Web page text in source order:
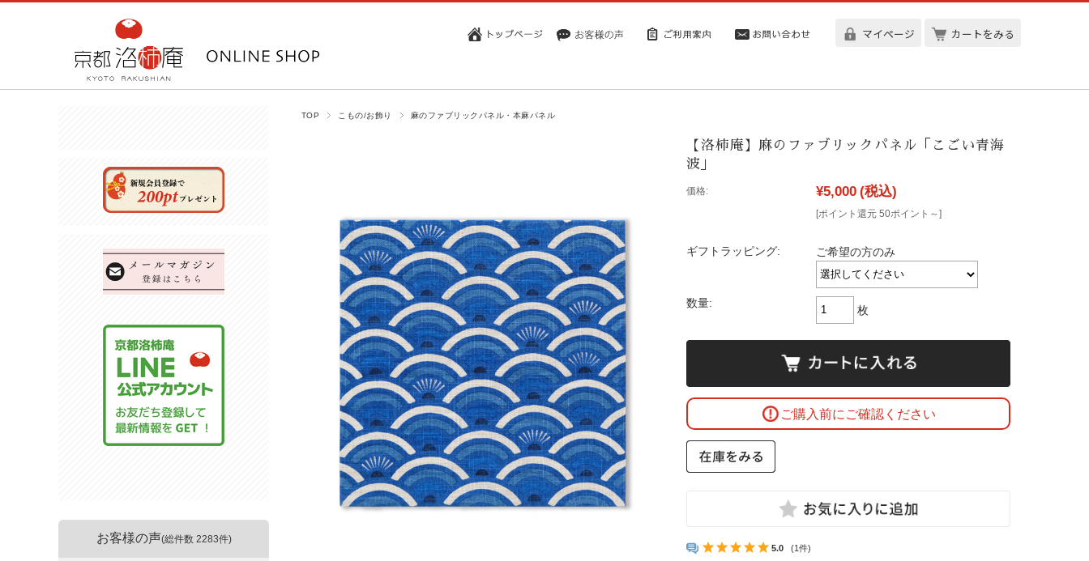
マイページ カートをみる
TOP こもの/お飾り 麻のファブリックパネル・本麻パネル
【洛柿庵】麻のファブリックパネル「こごい青海
波」
価格: ¥5,000 (税込)
[ポイント還元 50ポイント～]
ギフトラッピング: ご希望の方のみ
数量:
枚
ご購入前にご確認ください
5.0 (1件)
お客様の声(総件数 2283件)